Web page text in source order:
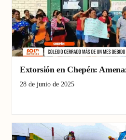
Extorsión en Chepén:
28 de junio de 2025